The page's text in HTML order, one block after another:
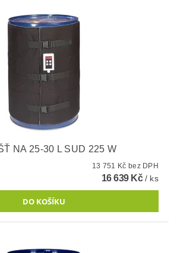
NA 25-30 L SUD 225 W
13 751 Kč bez DPH
16 639 Kč/ ks